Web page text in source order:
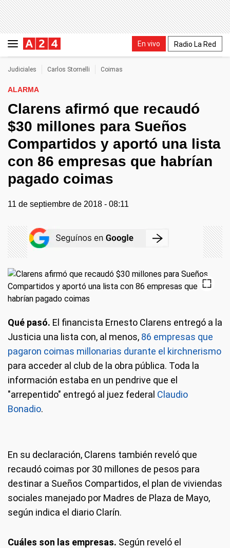
En vivo Radio La Red
Judiciales Carlos Stornelli Coimas
ALARMA
Clarens afirmó que recaudó
$30 millones para Sueños
Compartidos y aportó una lista
con 86 empresas que habrían
pagado coimas
11 de septiembre de 2018 - 08:11
Qué pasó. El financista Ernesto Clarens entregó a la
Justicia una lista con, al menos, 86 empresas que
pagaron coimas millonarias durante el kirchnerismo
para acceder al club de la obra pública. Toda la
información estaba en un pendrive que el
"arrepentido" entregó al juez federal Claudio
Bonadio.
En su declaración, Clarens también reveló que
recaudó coimas por 30 millones de pesos para
destinar a Sueños Compartidos, el plan de viviendas
sociales manejado por Madres de Plaza de Mayo,
según indica el diario Clarín.
Cuáles son las empresas. Según reveló el